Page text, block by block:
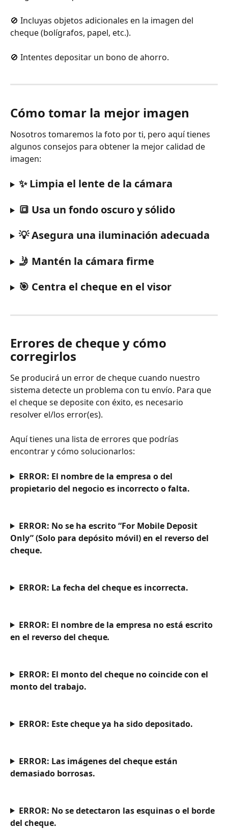
🚫 Incluyas objetos adicionales en la imagen del
cheque (bolígrafos, papel, etc.).
🚫 Intentes depositar un bono de ahorro.
Cómo tomar la mejor imagen
Nosotros tomaremos la foto por ti, pero aquí tienes
algunos consejos para obtener la mejor calidad de
imagen:
✨ Limpia el lente de la cámara
🔳 Usa un fondo oscuro y sólido
💡 Asegura una iluminación adecuada
🤳 Mantén la cámara firme
🎯 Centra el cheque en el visor
Errores de cheque y cómo
corregirlos
Se producirá un error de cheque cuando nuestro
sistema detecte un problema con tu envío. Para que
el cheque se deposite con éxito, es necesario
resolver el/los error(es).
Aquí tienes una lista de errores que podrías
encontrar y cómo solucionarlos:
ERROR: El nombre de la empresa o del
propietario del negocio es incorrecto o falta.
ERROR: No se ha escrito “For Mobile Deposit
Only” (Solo para depósito móvil) en el reverso del
cheque.
ERROR: La fecha del cheque es incorrecta.
ERROR: El nombre de la empresa no está escrito
en el reverso del cheque.
ERROR: El monto del cheque no coincide con el
monto del trabajo.
ERROR: Este cheque ya ha sido depositado.
ERROR: Las imágenes del cheque están
demasiado borrosas.
ERROR: No se detectaron las esquinas o el borde
del cheque.